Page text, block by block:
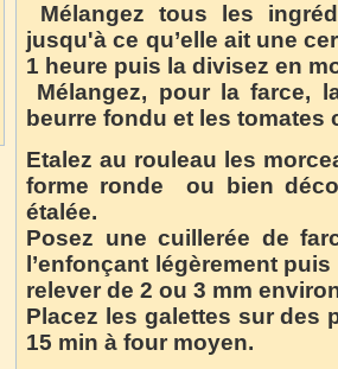
Mélangez tous les
jusqu'à ce qu’elle ait une
1 heure puis la divisez en
Mélangez, pour la farce,
beurre fondu et les tomates
Etalez au rouleau les
forme ronde ou bien
étalée.
Posez une cuillerée de
l’enfonçant légèrement
relever de 2 ou 3 mm
Placez les galettes sur des
15 min à four moyen.